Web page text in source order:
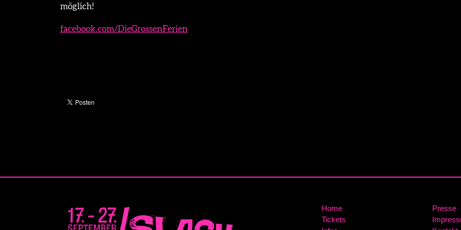
möglich!
facebook.com/DieGrossenFerien
Home
Tickets
Presse